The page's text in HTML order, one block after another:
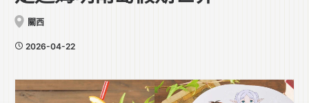
關西
2026-04-22